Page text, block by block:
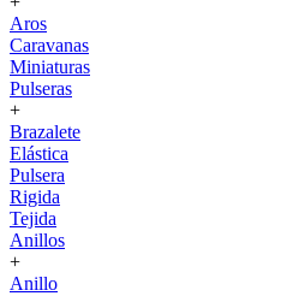
Aros
Caravanas
Miniaturas
Pulseras
+
Brazalete
Elástica
Pulsera
Rigida
Tejida
Anillos
+
Anillo